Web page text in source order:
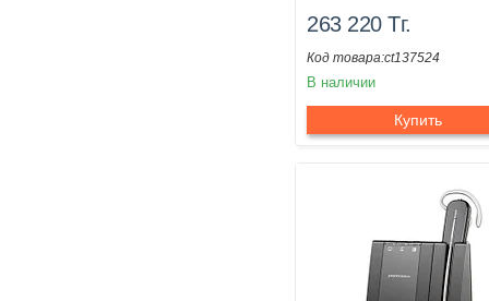
263 220Тг.
ct137524
В наличии
Купить